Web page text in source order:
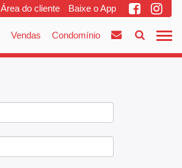
Área do cliente Baixe o App
Vendas Condomínio